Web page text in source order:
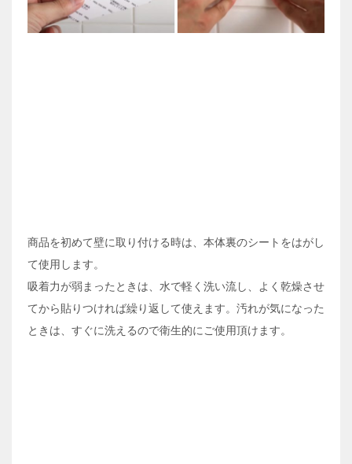
商品を初めて壁に取り付ける時は、本体裏のシートをはがし
て使用します。
吸着力が弱まったときは、水で軽く洗い流し、よく乾燥させ
てから貼りつければ繰り返して使えます。汚れが気になった
ときは、すぐに洗えるので衛生的にご使用頂けます。